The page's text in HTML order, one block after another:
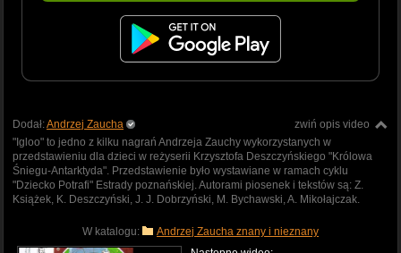
zwiń opis video
Dodał:Andrzej Zaucha
"Igloo" to jedno z kilku nagrań Andrzeja Zauchy wykorzystanych w
przedstawieniu dla dzieci w reżyserii Krzysztofa Deszczyńskiego "Królowa
Śniegu-Antarktyda". Przedstawienie było wystawiane w ramach cyklu
"Dziecko Potrafi" Estrady poznańskiej. Autorami piosenek i tekstów są: Z.
Książek, K. Deszczyński, J. J. Dobrzyński, M. Bychawski, A. Mikołajczak.
W katalogu: Andrzej Zaucha znany i nieznany